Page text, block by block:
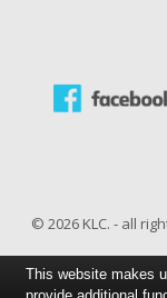
© 2026 KLC. - all
This website makes